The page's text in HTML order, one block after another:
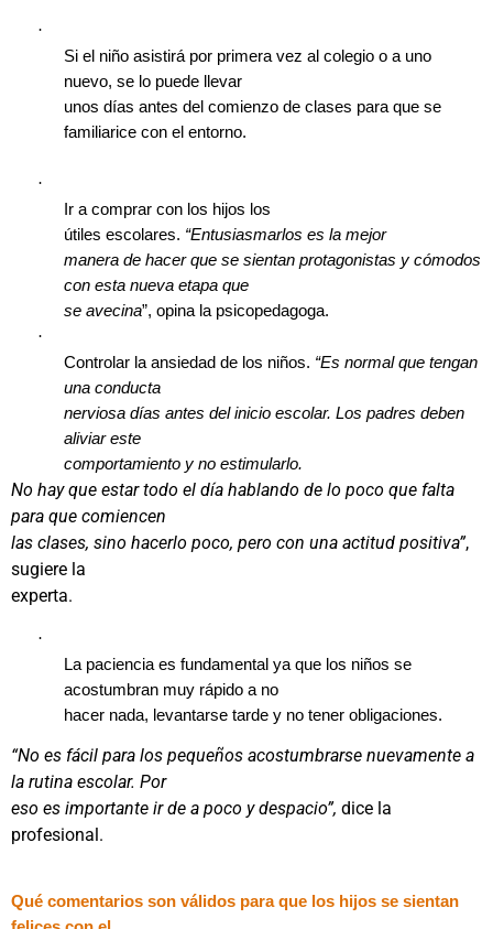
·
Si el niño asistirá por primera vez al colegio o a uno
nuevo, se lo puede llevar
unos días antes del comienzo de clases para que se
familiarice con el entorno.
·
Ir a comprar con los hijos los
útiles escolares. “Entusiasmarlos es la mejor
manera de hacer que se sientan protagonistas y cómodos
con esta nueva etapa que
se avecina”, opina la psicopedagoga.
·
Controlar la ansiedad de los niños. “Es normal que tengan
una conducta
nerviosa días antes del inicio escolar. Los padres deben
aliviar este
comportamiento y no estimularlo.
No hay que estar todo el día hablando de lo poco que falta
para que comiencen
las clases, sino hacerlo poco, pero con una actitud positiva”,
sugiere la
experta.
·
La paciencia es fundamental ya que los niños se
acostumbran muy rápido a no
hacer nada, levantarse tarde y no tener obligaciones.
“No es fácil para los pequeños acostumbrarse nuevamente a
la rutina escolar. Por
eso es importante ir de a poco y despacio”, dice la
profesional.
Qué comentarios son válidos para que los hijos se sientan